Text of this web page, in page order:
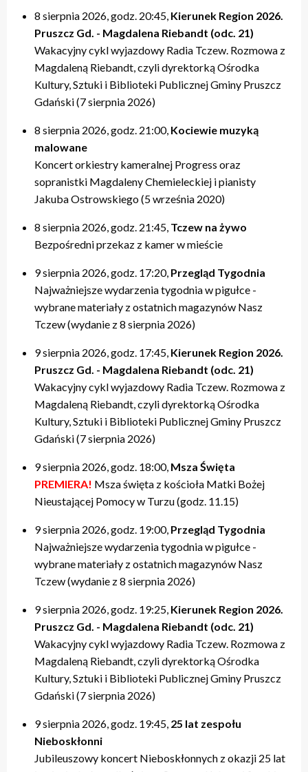
8 sierpnia 2026, godz. 20:45, Kierunek Region 2026.
Pruszcz Gd. - Magdalena Riebandt (odc. 21)
Wakacyjny cykl wyjazdowy Radia Tczew. Rozmowa z
Magdaleną Riebandt, czyli dyrektorką Ośrodka
Kultury, Sztuki i Biblioteki Publicznej Gminy Pruszcz
Gdański (7 sierpnia 2026)
8 sierpnia 2026, godz. 21:00, Kociewie muzyką
malowane
Koncert orkiestry kameralnej Progress oraz
sopranistki Magdaleny Chemieleckiej i pianisty
Jakuba Ostrowskiego (5 września 2020)
8 sierpnia 2026, godz. 21:45, Tczew na żywo
Bezpośredni przekaz z kamer w mieście
9 sierpnia 2026, godz. 17:20, Przegląd Tygodnia
Najważniejsze wydarzenia tygodnia w pigułce -
wybrane materiały z ostatnich magazynów Nasz
Tczew (wydanie z 8 sierpnia 2026)
9 sierpnia 2026, godz. 17:45, Kierunek Region 2026.
Pruszcz Gd. - Magdalena Riebandt (odc. 21)
Wakacyjny cykl wyjazdowy Radia Tczew. Rozmowa z
Magdaleną Riebandt, czyli dyrektorką Ośrodka
Kultury, Sztuki i Biblioteki Publicznej Gminy Pruszcz
Gdański (7 sierpnia 2026)
9 sierpnia 2026, godz. 18:00, Msza Święta
PREMIERA! Msza święta z kościoła Matki Bożej
Nieustającej Pomocy w Turzu (godz. 11.15)
9 sierpnia 2026, godz. 19:00, Przegląd Tygodnia
Najważniejsze wydarzenia tygodnia w pigułce -
wybrane materiały z ostatnich magazynów Nasz
Tczew (wydanie z 8 sierpnia 2026)
9 sierpnia 2026, godz. 19:25, Kierunek Region 2026.
Pruszcz Gd. - Magdalena Riebandt (odc. 21)
Wakacyjny cykl wyjazdowy Radia Tczew. Rozmowa z
Magdaleną Riebandt, czyli dyrektorką Ośrodka
Kultury, Sztuki i Biblioteki Publicznej Gminy Pruszcz
Gdański (7 sierpnia 2026)
9 sierpnia 2026, godz. 19:45, 25 lat zespołu
Nieboskłonni
Jubileuszowy koncert Nieboskłonnych z okazji 25 lat